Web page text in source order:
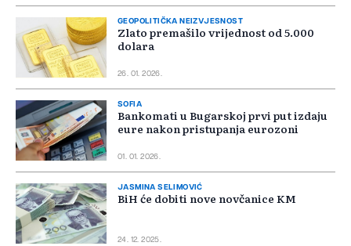
GEOPOLITIČKA NEIZVJESNOST
Zlato premašilo vrijednost od 5.000
dolara
26. 01. 2026.
SOFIA
Bankomati u Bugarskoj prvi put izdaju
eure nakon pristupanja eurozoni
01. 01. 2026.
JASMINA SELIMOVIĆ
BiH će dobiti nove novčanice KM
24. 12. 2025.